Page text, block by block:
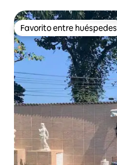
Favorito entre huéspedes
Favorito entre huéspedes